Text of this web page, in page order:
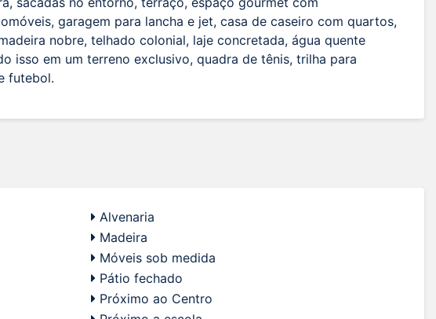
garagem para lancha e jet, casa de caseiro com quartos,
nobre, telhado colonial, laje concretada, água quente
isso em um terreno exclusivo, quadra de tênis, trilha para
futebol.
Alvenaria
Madeira
Móveis sob medida
Pátio fechado
Próximo ao Centro